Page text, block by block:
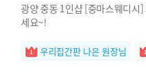
광양 중동 1인샵 [중마스웨디시
세요~!
우리집간판 나은 원장님